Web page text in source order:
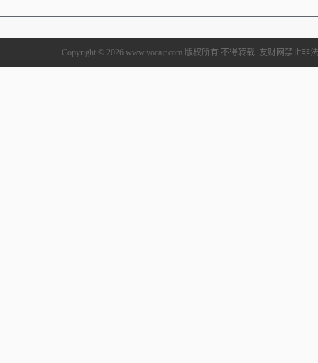
Copyright © 2026 www.yocajr.com 版权所有 不得转载. 友财网禁止非